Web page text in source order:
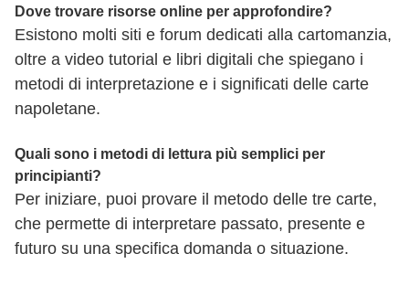
Dove trovare risorse online per approfondire?
Esistono molti siti e forum dedicati alla cartomanzia,
oltre a video tutorial e libri digitali che spiegano i
metodi di interpretazione e i significati delle carte
napoletane.
Quali sono i metodi di lettura più semplici per
principianti?
Per iniziare, puoi provare il metodo delle tre carte,
che permette di interpretare passato, presente e
futuro su una specifica domanda o situazione.